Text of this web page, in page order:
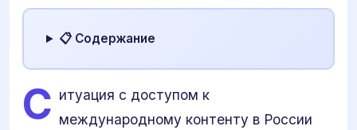
📋 Содержание
С итуация с доступом к
международному контенту в России